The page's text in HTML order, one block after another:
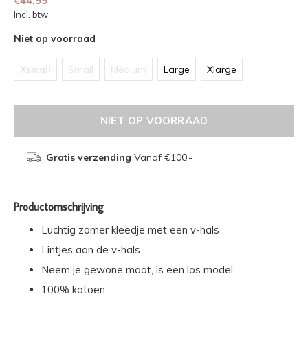
Incl. btw
Niet op voorraad
Xsmall Small Medium Large Xlarge
NIET OP VOORRAAD
Gratis verzending Vanaf €100,-
Productomschrijving
Luchtig zomer kleedje met een v-hals
Lintjes aan de v-hals
Neem je gewone maat, is een los model
100% katoen